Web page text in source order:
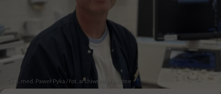
Dr n. med. Paweł Pyka / fot. archiwum prywatne